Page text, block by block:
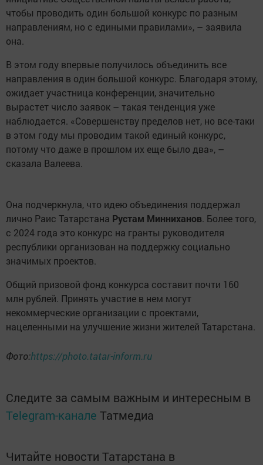
чтобы проводить один большой конкурс по разным
направлениям, но с едиными правилами», – заявила
она.
В этом году впервые получилось объединить все
направления в один большой конкурс. Благодаря этому,
ожидает участница конференции, значительно
вырастет число заявок – такая тенденция уже
наблюдается. «Совершенству пределов нет, но все-таки
в этом году мы проводим такой единый конкурс,
потому что даже в прошлом их еще было два», –
сказала Валеева.
Она подчеркнула, что идею объединения поддержал
лично Раис Татарстана Рустам Минниханов. Более того,
с 2024 года это конкурс на гранты руководителя
республики организован на поддержку социально
значимых проектов.
Общий призовой фонд конкурса составит почти 160
млн рублей. Принять участие в нем могут
некоммерческие организации с проектами,
нацеленными на улучшение жизни жителей Татарстана.
Фото:https://photo.tatar-inform.ru
Следите за самым важным и интересным в
Telegram-канале Татмедиа
Читайте новости Татарстана в